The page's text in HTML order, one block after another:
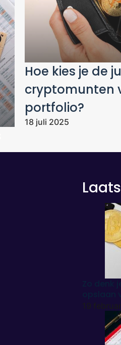
Hoe kies je de
cryptomunten
portfolio?
18 juli 2025
19